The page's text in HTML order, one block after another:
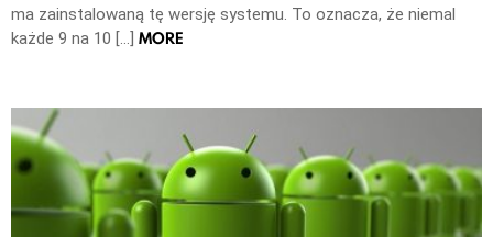
ma zainstalowaną tę wersję systemu. To oznacza, że niemal
każde 9 na 10 […] MORE